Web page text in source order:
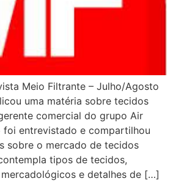
Meio Filtrante – Julho/Agosto
uma matéria sobre tecidos
comercial do grupo Air
foi entrevistado e compartilhou
sobre o mercado de tecidos
tipos de tecidos,
e detalhes de […]